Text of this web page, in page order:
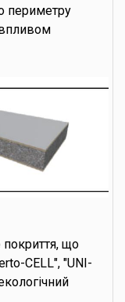
периметру
що
CELL", "UNI-